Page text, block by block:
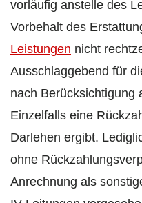
vorläufig anstelle des
Vorbehalt des
Leistungen nicht
Ausschlaggebend für
nach Berücksichtigung
Einzelfalls eine
Darlehen ergibt.
ohne
Anrechnung als